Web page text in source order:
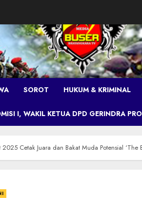
SOROT HUKUM & KRIMINAL
I, WAKIL KETUA DPD GERINDRA
Cetak Juara dan Bakat Muda Potensial ‘The